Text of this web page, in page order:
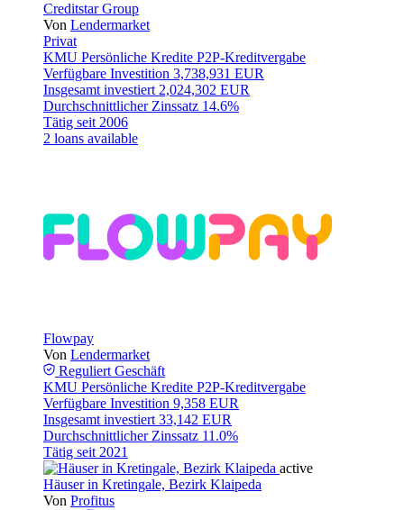
Creditstar Group
Von Lendermarket
Privat
KMU Persönliche Kredite P2P-Kreditvergabe
Verfügbare Investition 3,738,931 EUR
Insgesamt investiert 2,024,302 EUR
Durchschnittlicher Zinssatz 14.6%
Tätig seit 2006
2 loans available
Flowpay
Von Lendermarket
Reguliert Geschäft
KMU Persönliche Kredite P2P-Kreditvergabe
Verfügbare Investition 9,358 EUR
Insgesamt investiert 33,142 EUR
Durchschnittlicher Zinssatz 11.0%
Tätig seit 2021
active
Häuser in Kretingale, Bezirk Klaipeda
Von Profitus